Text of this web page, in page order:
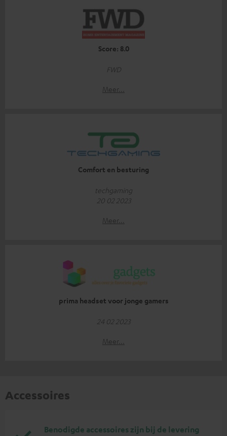
Score: 8.0
FWD
Meer...
Comfort en besturing
techgaming
20 02 2023
Meer...
prima headset voor jonge gamers
24 02 2023
Meer...
Accessoires
Benodigde accessoires zijn bij de levering